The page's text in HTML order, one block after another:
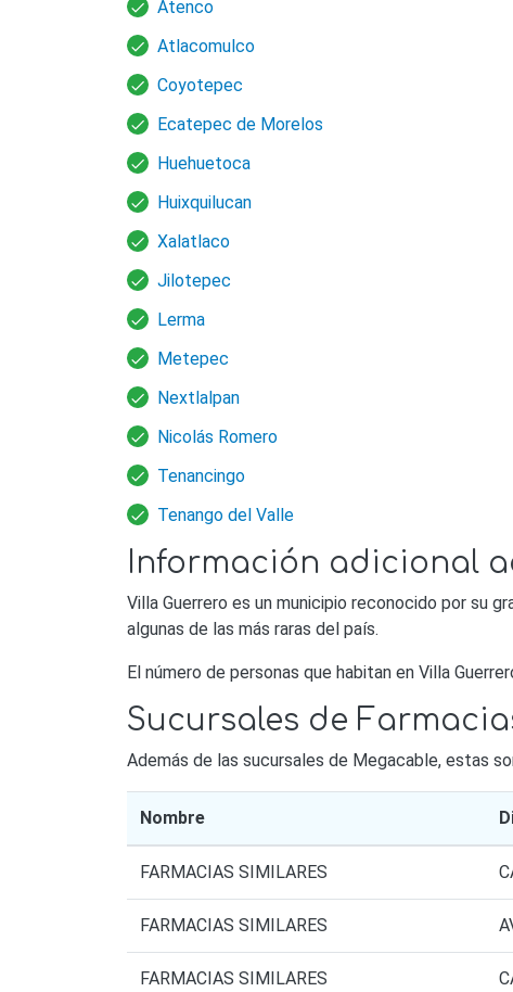
Atenco
Atlacomulco
Coyotepec
Ecatepec de Morelos
Huehuetoca
Huixquilucan
Xalatlaco
Jilotepec
Lerma
Metepec
Nextlalpan
Nicolás Romero
Tenancingo
Tenango del Valle
Información adicional
Villa Guerrero es un municipio reconocido por su
algunas de las más raras del país.
El número de personas que habitan en Villa
Sucursales de
Además de las sucursales de Megacable, estas
Nombre
FARMACIAS SIMILARES
FARMACIAS SIMILARES
FARMACIAS SIMILARES